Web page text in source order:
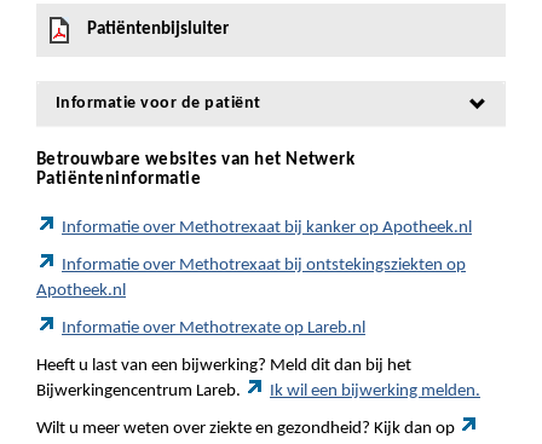
Patiëntenbijsluiter
Informatie voor de patiënt
Betrouwbare websites van het Netwerk
Patiënteninformatie
Informatie over Methotrexaat bij kanker op Apotheek.nl
Informatie over Methotrexaat bij ontstekingsziekten op
Apotheek.nl
Informatie over Methotrexate op Lareb.nl
Heeft u last van een bijwerking? Meld dit dan bij het
Bijwerkingencentrum Lareb.
Ik wil een bijwerking melden.
Wilt u meer weten over ziekte en gezondheid? Kijk dan op